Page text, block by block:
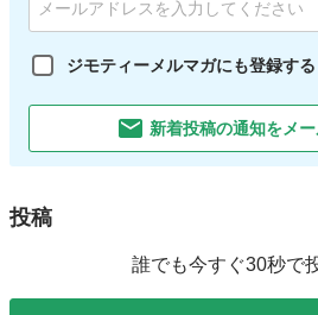
ジモティーメルマガにも登録する
新着投稿の通知をメ
投稿
誰でも今すぐ30秒で